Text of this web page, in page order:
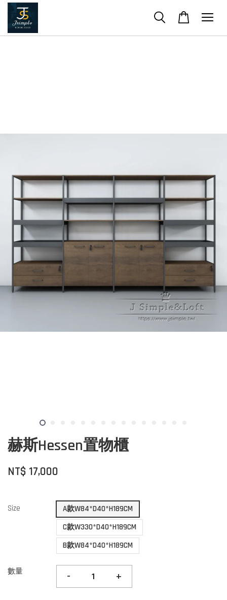
赫斯Hessen置物櫃
NT$ 17,000
Size
A款W84*D40*H189CM
C款W330*D40*H189CM
B款W84*D40*H189CM
數量 - +